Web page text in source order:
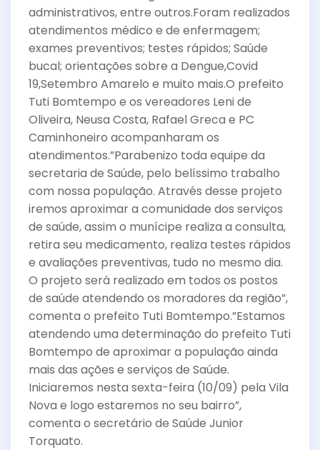
administrativos, entre outros.Foram realizados
atendimentos médico e de enfermagem;
exames preventivos; testes rápidos; Saúde
bucal; orientações sobre a Dengue,Covid
19,Setembro Amarelo e muito mais.O prefeito
Tuti Bomtempo e os vereadores Leni de
Oliveira, Neusa Costa, Rafael Greca e PC
Caminhoneiro acompanharam os
atendimentos.”Parabenizo toda equipe da
secretaria de Saúde, pelo belíssimo trabalho
com nossa população. Através desse projeto
iremos aproximar a comunidade dos serviços
de saúde, assim o munícipe realiza a consulta,
retira seu medicamento, realiza testes rápidos
e avaliações preventivas, tudo no mesmo dia.
O projeto será realizado em todos os postos
de saúde atendendo os moradores da região”,
comenta o prefeito Tuti Bomtempo.”Estamos
atendendo uma determinação do prefeito Tuti
Bomtempo de aproximar a população ainda
mais das ações e serviços de Saúde.
Iniciaremos nesta sexta-feira (10/09) pela Vila
Nova e logo estaremos no seu bairro”,
comenta o secretário de Saúde Junior
Torquato.